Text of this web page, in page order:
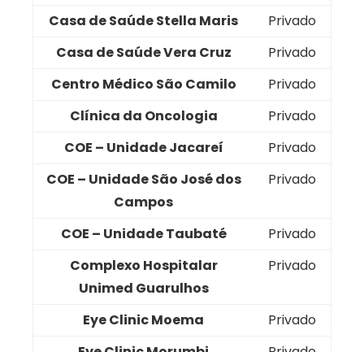
Casa de Saúde Stella Maris
Privado
Casa de Saúde Vera Cruz
Privado
Centro Médico São Camilo
Privado
Clínica da Oncologia
Privado
COE – Unidade Jacareí
Privado
COE – Unidade São José dos
Campos
Privado
COE – Unidade Taubaté
Privado
Complexo Hospitalar
Unimed Guarulhos
Privado
Eye Clinic Moema
Privado